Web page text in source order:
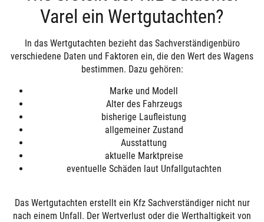
Varel ein Wertgutachten?
In das Wertgutachten bezieht das Sachverständigenbüro
verschiedene Daten und Faktoren ein, die den Wert des Wagens
bestimmen. Dazu gehören:
Marke und Modell
Alter des Fahrzeugs
bisherige Laufleistung
allgemeiner Zustand
Ausstattung
aktuelle Marktpreise
eventuelle Schäden laut Unfallgutachten
Das Wertgutachten erstellt ein Kfz Sachverständiger nicht nur
nach einem Unfall. Der Wertverlust oder die Werthaltigkeit von